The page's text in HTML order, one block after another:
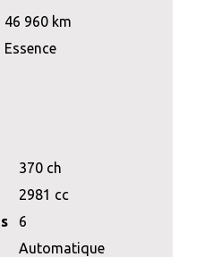
46 960 km
Essence
370 ch
2981 cc
6
Automatique